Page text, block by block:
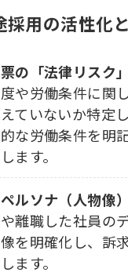
採用の活性化
の「法律リスク
や労働条件に関
ていないか特定
な労働条件を明
ます。
ルソナ（人物像
離職した社員の
を明確化し、訴
ます。